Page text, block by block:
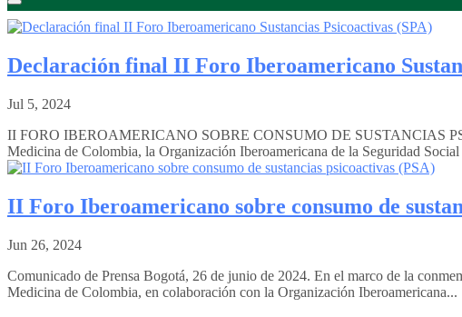
Declaración final II Foro Iberoamericano
Jul 5, 2024
II FORO IBEROAMERICANO SOBRE CONSUMO DE SUSTANCIAS
Medicina de Colombia, la Organización Iberoamericana de la Seguridad
II Foro Iberoamericano sobre consumo de
Jun 26, 2024
Comunicado de Prensa Bogotá, 26 de junio de 2024. En el marco de la
Medicina de Colombia, en colaboración con la Organización Iberoamericana...